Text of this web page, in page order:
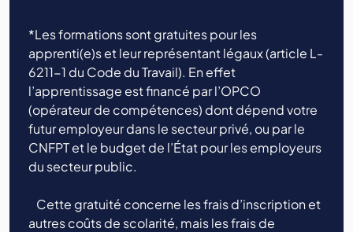
*Les formations sont gratuites pour les
apprenti(e)s et leur représentant légaux (article L-
6211-1 du Code du Travail). En effet
l’apprentissage est financé par l’OPCO
(opérateur de compétences) dont dépend votre
futur employeur dans le secteur privé, ou par le
CNFPT et le budget de l’État pour les employeurs
du secteur public.
Cette gratuité concerne les frais d’inscription et
autres coûts de scolarité, mais les frais de